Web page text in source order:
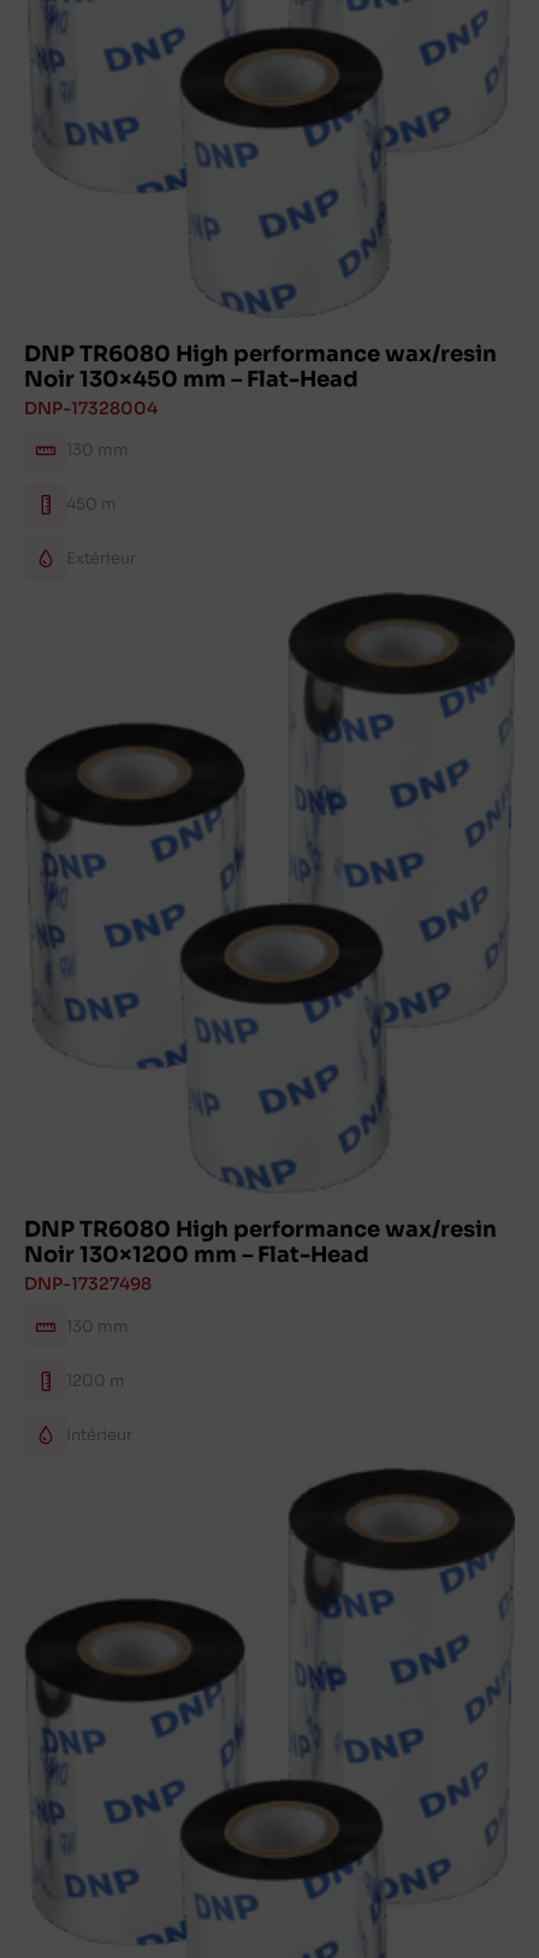
DNP TR6080 High performance wax/resin
Noir 130×450 mm – Flat-Head
DNP-17328004
130 mm
450 m
Extérieur
DNP TR6080 High performance wax/resin
Noir 130×1200 mm – Flat-Head
DNP-17327498
130 mm
1200 m
Intérieur